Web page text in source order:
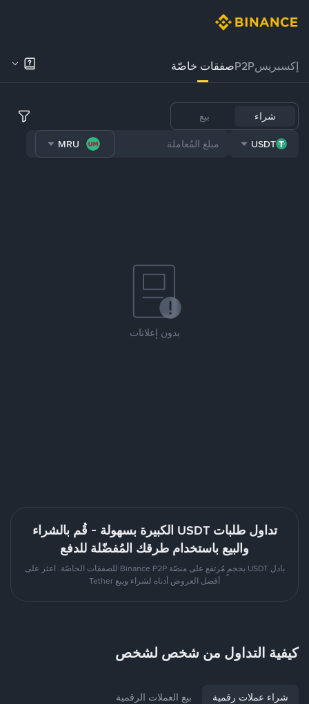
إكسبريسP2Pصفقات خاصّة
شراء بيع
USDT
MRU
بدون إعلانات
تداول طلبات USDT الكبيرة بسهولة - قُم بالشراء
والبيع باستخدام طرقك المُفضّلة للدفع
بادل USDT بحجمٍ مُرتفع على منصّة Binance P2P للصفقات الخاصّة. اعثر على
أفضل العروض أدناه لشراء وبيع Tether
كيفية التداول من شخص لشخص
شراء عملات رقمية بيع العملات الرقمية